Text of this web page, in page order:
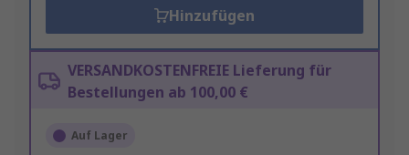
Hinzufügen
VERSANDKOSTENFREIE Lieferung für
Bestellungen ab 100,00 €
Auf Lager